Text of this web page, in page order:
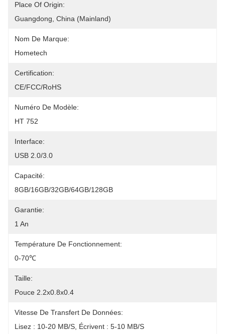
Place Of Origin:
Guangdong, China (Mainland)
Nom De Marque:
Hometech
Certification:
CE/FCC/RoHS
Numéro De Modèle:
HT 752
Interface:
USB 2.0/3.0
Capacité:
8GB/16GB/32GB/64GB/128GB
Garantie:
1 An
Température De Fonctionnement:
0-70℃
Taille:
Pouce 2.2x0.8x0.4
Vitesse De Transfert De Données:
Lisez : 10-20 MB/s, Écrivent : 5-10 MB/s